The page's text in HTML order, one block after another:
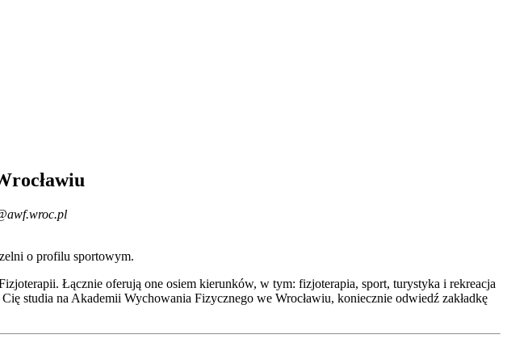
o profilu sportowym.
Łącznie oferują one osiem kierunków, w tym: fizjoterapia, sport, turystyka i rekreacja
studia na Akademii Wychowania Fizycznego we Wrocławiu, koniecznie odwiedź zakładkę